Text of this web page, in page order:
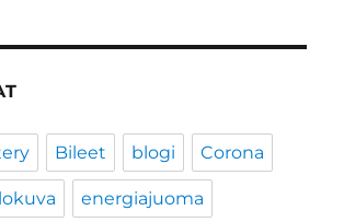
Bileet blogi Corona
energiajuoma